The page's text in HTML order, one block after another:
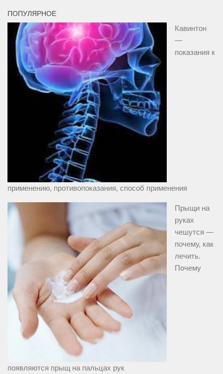
ПОПУЛЯРНОЕ
Кавинтон
—
показания к
применению, противопоказания, способ применения
Прыщи на
руках
чешутся —
почему, как
лечить.
Почему
появляются прыщ на пальцах рук